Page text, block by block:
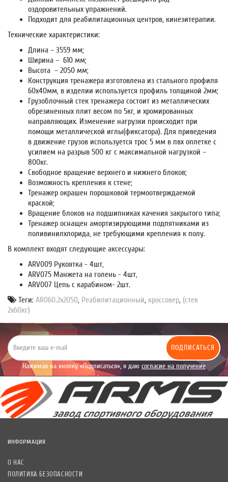
оздоровительных упражнений.
Подходит для реабилитационных центров, кинезитерапии.
Технические характеристики:
Длина – 3559 мм;
Ширина – 610 мм;
Высота – 2050 мм;
Конструкция тренажера изготовлена из стального профиля
60х40мм, в изделии используется профиль толщиной 2мм;
Грузоблочный стек тренажера состоит из металлических
обрезиненных плит весом по 5кг, и хромированных
направляющих. Изменение нагрузки происходит при
помощи металлической иглы(фиксатора). Для приведения
в движение грузов используется трос 5 мм в пвх оплетке с
усилием на разрыв 500 кг с максимальной нагрузкой –
800кг.
Свободное вращение верхнего и нижнего блоков;
Возможность крепления к стене;
Тренажер окрашен порошковой термоотверждаемой
краской;
Вращение блоков на подшипниках качения закрытого типа;
Тренажер оснащен амортизирующими подпятниками из
поливинилхлорида, не требующими крепления к полу.
В комплект входят следующие аксессуары:
ARV009 Рукоятка - 4шт,
ARV075 Манжета на голень - 4шт,
ARV007 Цепь с карабином- 2шт.
Теги: AR060.2х2050, Реабилитационный, кроссовер, (стек
2х60кг)
ПОДПИСАТЬСЯ
Нажимая на кнопку «Подписаться», я даю согласие на получение
уведомлений рекламного характера.
ИНФОРМАЦИЯ
О НАС
ПОЛИТИКА БЕЗОПАСНОСТИ